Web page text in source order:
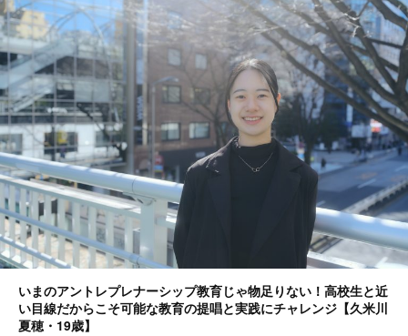
いまのアントレプレナーシップ教育じゃ物足りない！高校生と近
い目線だからこそ可能な教育の提唱と実践にチャレンジ【久米川
夏穂・19歳】